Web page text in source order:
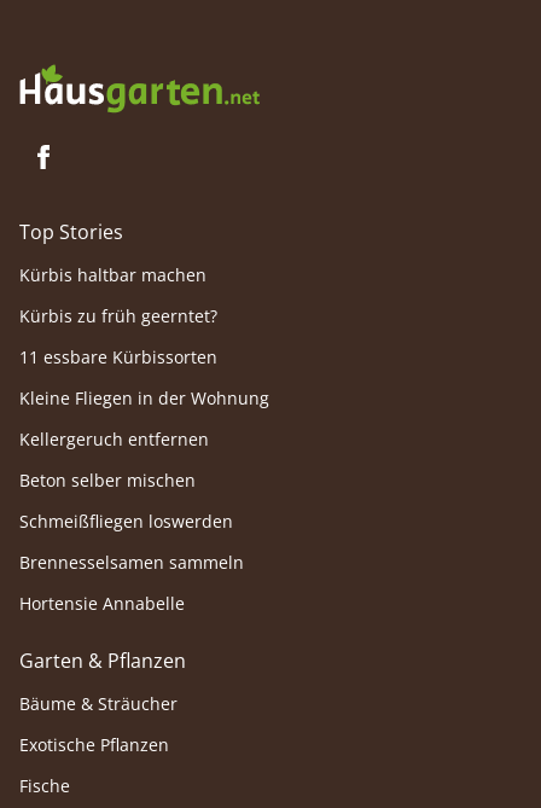
Top Stories
Kürbis haltbar machen
Kürbis zu früh geerntet?
11 essbare Kürbissorten
Kleine Fliegen in der Wohnung
Kellergeruch entfernen
Beton selber mischen
Schmeißfliegen loswerden
Brennesselsamen sammeln
Hortensie Annabelle
Garten & Pflanzen
Bäume & Sträucher
Exotische Pflanzen
Fische